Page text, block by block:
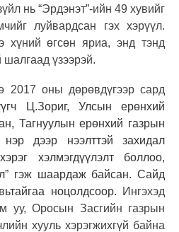
нь “Эрдэнэт”-ийн 49 хувийг
луйвардсан гэх хэрүүл.
хүний өгсөн яриа, энд тэнд
шалгаад үзээрэй.
2017 оны дөрөвдүгээр сард
Ц.Зориг, Улсын ерөнхий
Тагнуулын ерөнхий газрын
дээр нээлттэй захидал
хэлмэгдүүлэлт боллоо,
” гэж шаардажбайсан. Сайд
ноцолдсоор.
Ингэхэд
уу, Оросын Засгийн газрын
хууль хэрэгжихгүй байна